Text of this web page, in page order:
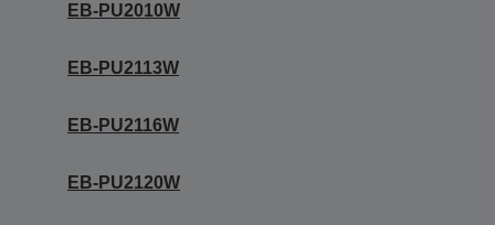
EB-PU2010W
EB-PU2113W
EB-PU2116W
EB-PU2120W